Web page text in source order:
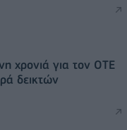
χρονιά για τον ΟΤΕ
δεικτών